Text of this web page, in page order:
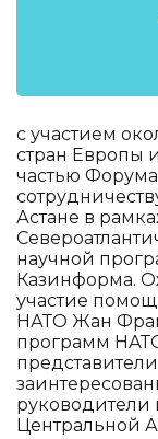
с участием
стран Европы
частью
Астане в
научной
Казинформа.
участие
НАТО Жан
программ
руководители
Центральной